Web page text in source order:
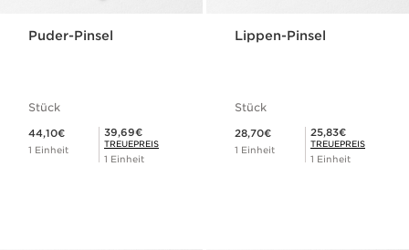
Puder-Pinsel
Stück
44,10€
1 Einheit
Mitgliederpreis 39,69€
39,69€
TREUEPREIS
1 Einheit
Lippen-Pinsel
Stück
28,70€
1 Einheit
Mitgliederpreis 25,83€
25,83€
TREUEPREIS
1 Einheit